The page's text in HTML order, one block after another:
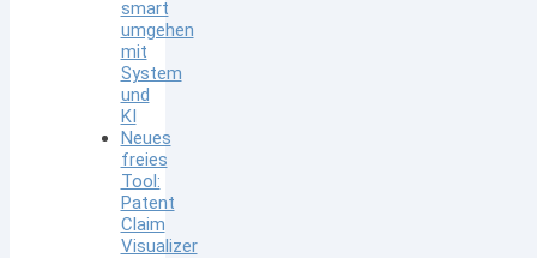
smart
umgehen
mit
System
und
KI
Neues
freies
Tool:
Patent
Claim
Visualizer